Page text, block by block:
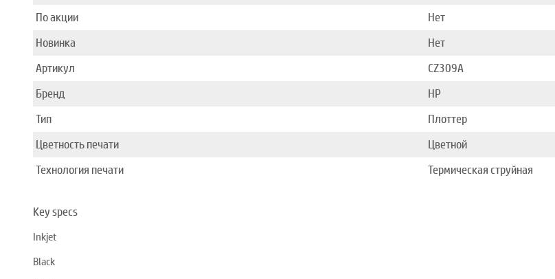
По акции
Нет
Новинка
Нет
Артикул
CZ309A
Бренд
HP
Тип
Плоттер
Цветность печати
Цветной
Технология печати
Термическая струйная
Key specs
Inkjet
Black